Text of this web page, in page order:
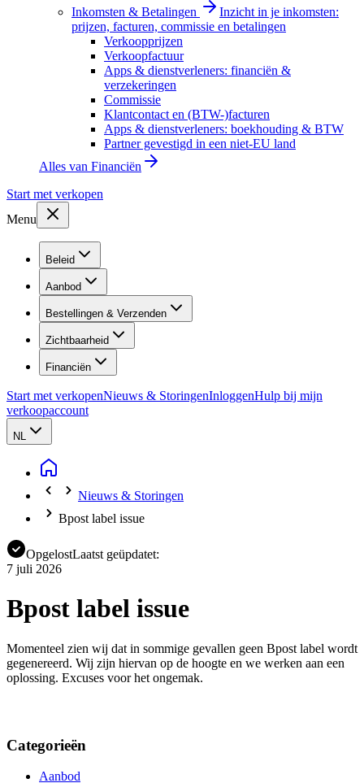
Inkomsten & Betalingen
Inzicht in je inkomsten:
prijzen, facturen, commissie en betalingen
Verkoopprijzen
Verkoopfactuur
Apps & dienstverleners: financiën &
verzekeringen
Commissie
Klantcontact en (BTW-)facturen
Apps & dienstverleners: boekhouding & BTW
Partner gevestigd in een niet-EU land
Alles van Financiën
Start met verkopen
Menu
Beleid
Aanbod
Bestellingen & Verzenden
Zichtbaarheid
Financiën
Start met verkopenNieuws & StoringenInloggenHulp bij mijn
verkoopaccount
NL
Nieuws & Storingen
Bpost label issue
OpgelostLaatst geüpdatet:
7 juli 2026
Bpost label issue
Momenteel zien wij dat in sommige gevallen geen Bpost label wordt
gegenereerd. Wij zijn hiervan op de hoogte en we werken aan een
oplossing. Excuses voor het ongemak.
Categorieën
Aanbod